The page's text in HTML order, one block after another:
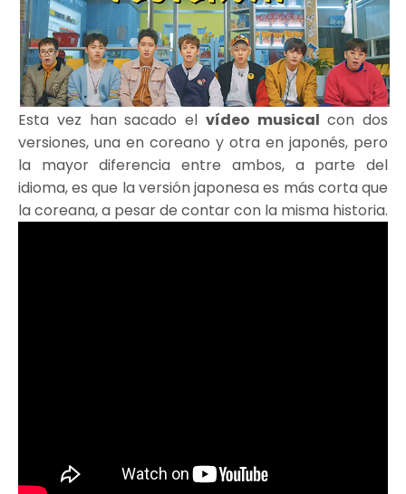
Esta vez han sacado el vídeo musical con dos
versiones, una en coreano y otra en japonés, pero
la mayor diferencia entre ambos, a parte del
idioma, es que la versión japonesa es más corta que
la coreana, a pesar de contar con la misma historia.